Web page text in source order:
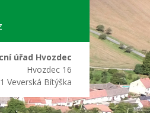
úřad Hvozdec
Hvozdec 16
Veverská Bítýška